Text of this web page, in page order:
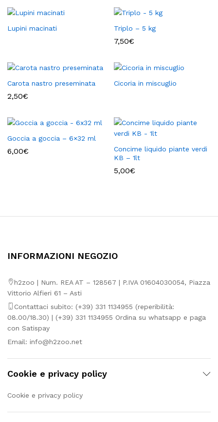
Lupini macinati Triplo – 5 kg
7,50€
Carota nastro preseminata
2,50€
Cicoria in miscuglio
Goccia a goccia – 6×32 ml
6,00€
Concime liquido piante verdi
KB – 1lt
5,00€
INFORMAZIONI NEGOZIO
h2zoo | Num. REA AT – 128567 | P.IVA 01604030054, Piazza
Vittorio Alfieri 61 – Asti
Contattaci subito: (+39) 331 1134955 (reperibilità:
08.00/18.30) | (+39) 331 1134955 Ordina su whatsapp e paga
con Satispay
Email: info@h2zoo.net
Cookie e privacy policy
Cookie e privacy policy